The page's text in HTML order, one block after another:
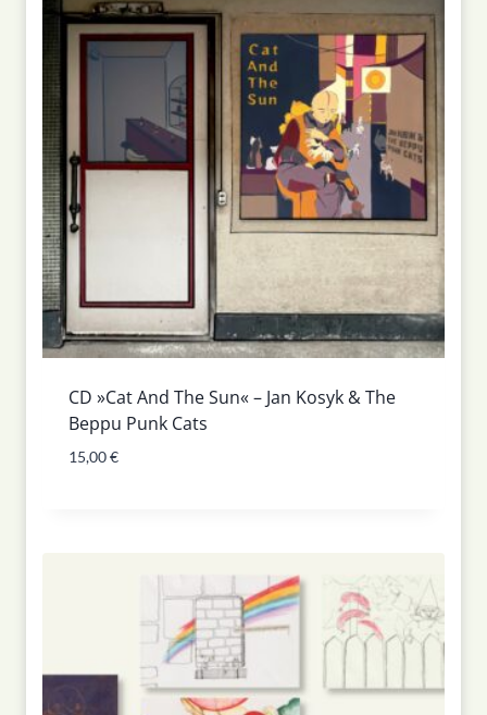
CD »Cat And The Sun« – Jan Kosyk & The
Beppu Punk Cats
15,00€